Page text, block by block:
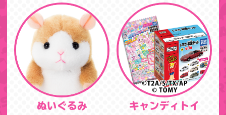
ぬいぐるみ キャンディトイ